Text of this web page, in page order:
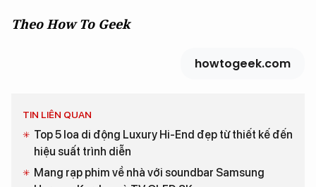
Theo How To Geek
howtogeek.com
TIN LIÊN QUAN
Top 5 loa di động Luxury Hi-End đẹp từ thiết kế đến
hiệu suất trình diễn
Mang rạp phim về nhà với soundbar Samsung